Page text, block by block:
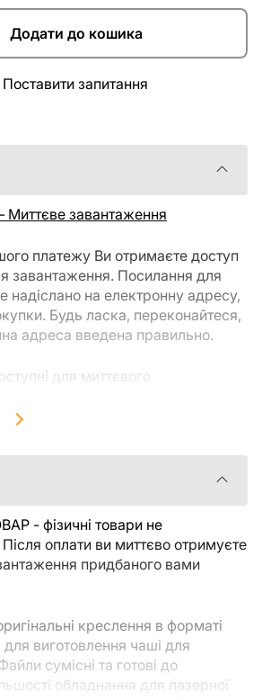
Додати до кошика
Поставити запитання
завантаження
платежу Ви отримаєте доступ
завантаження. Посилання для
надіслано на електронну адресу,
Будь ласка, переконайтеся,
адреса введена правильно.
для миттєвого
Рекомендуємо уважно
перед покупкою. Якщо у Вас
замовленням, будь ласка,
- фізичні товари не
оплати ви миттєво отримуєте
придбаного вами
креслення в форматі
для виготовлення чаші для
сумісні та готові до
обладнання для лазерної